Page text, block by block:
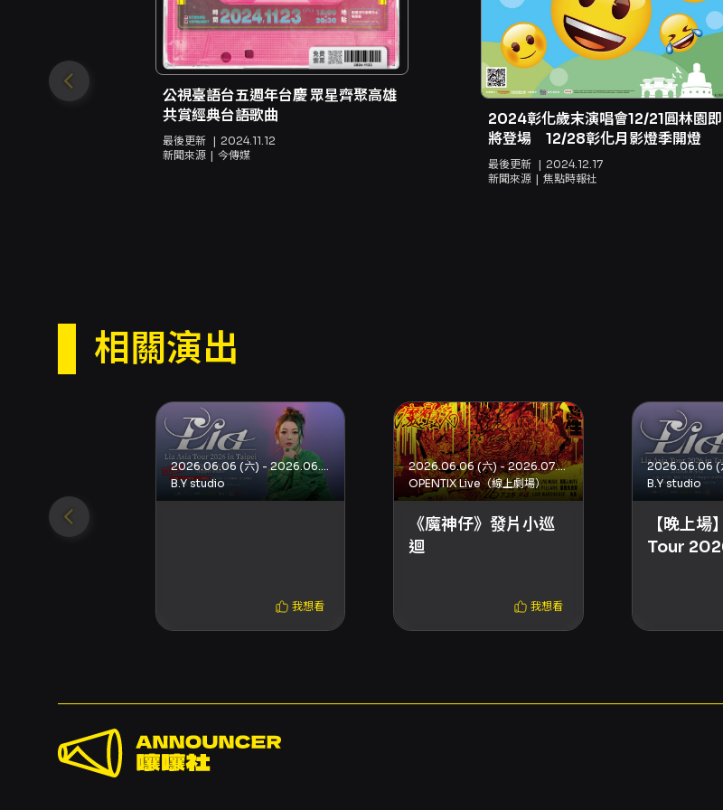
公視臺語台五週年台慶 眾星齊聚高雄
共賞經典台語歌曲
最後更新
2024.11.12
新聞來源
今傳媒
2024彰化歲末演唱會12/21圓林園即
將登場 12/28彰化月影燈季開燈
最後更新
2024.12.17
新聞來源
焦點時報社
相關演出
2026.06.06 (六) - 2026.06.06 (六)
B.Y studio
我想看
2026.06.06 (六) - 2026.07.25 (六)
OPENTIX Live（線上劇場）
《魔神仔》發片小巡
迴
我想看
B.Y studio
【晚上
Tour